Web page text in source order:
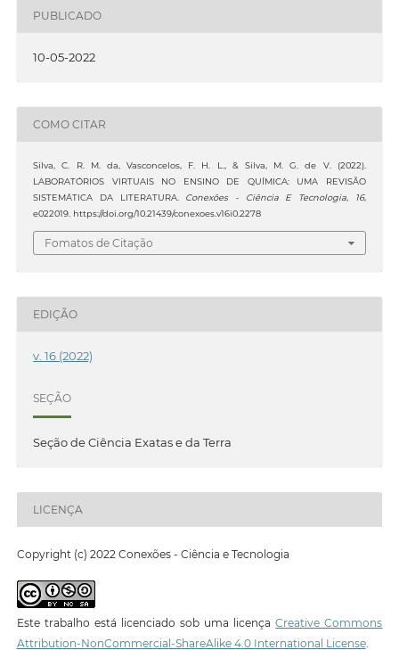
PUBLICADO
10-05-2022
COMO CITAR
Silva, C. R. M. da, Vasconcelos, F. H. L., & Silva, M. G. de V. (2022).
LABORATÓRIOS VIRTUAIS NO ENSINO DE QUÍMICA: UMA REVISÃO
SISTEMÁTICA DA LITERATURA. Conexões - Ciência E Tecnologia, 16,
e022019. https://doi.org/10.21439/conexoes.v16i0.2278
Fomatos de Citação
EDIÇÃO
v. 16 (2022)
SEÇÃO
Seção de Ciência Exatas e da Terra
LICENÇA
Copyright (c) 2022 Conexões - Ciência e Tecnologia
Este trabalho está licenciado sob uma licençaCreative Commons
Attribution-NonCommercial-ShareAlike 4.0 International License.